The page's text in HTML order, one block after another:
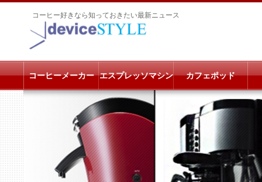
コーヒー好きなら知っておきたい最新ニュース
コーヒーメーカー エスプレッソマシン カフェポッド